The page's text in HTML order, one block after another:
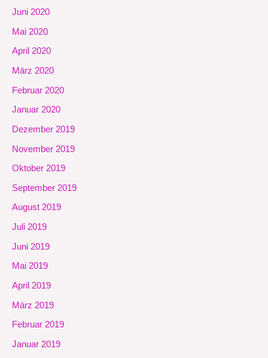
Juni 2020
Mai 2020
April 2020
März 2020
Februar 2020
Januar 2020
Dezember 2019
November 2019
Oktober 2019
September 2019
August 2019
Juli 2019
Juni 2019
Mai 2019
April 2019
März 2019
Februar 2019
Januar 2019